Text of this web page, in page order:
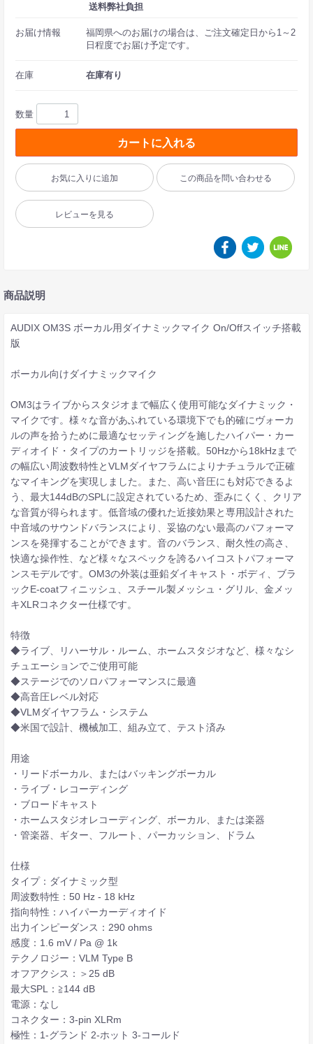
送料弊社負担
お届け情報
福岡県へのお届けの場合は、ご注文確定日から1～2
日程度でお届け予定です。
在庫 在庫有り
数量
カートに入れる
お気に入りに追加 この商品を問い合わせる
レビューを見る
商品説明
AUDIX OM3S ボーカル用ダイナミックマイク On/Offスイッチ搭載
版
ボーカル向けダイナミックマイク
OM3はライブからスタジオまで幅広く使用可能なダイナミック・
マイクです。様々な音があふれている環境下でも的確にヴォーカ
ルの声を拾うために最適なセッティングを施したハイパー・カー
ディオイド・タイプのカートリッジを搭載。50Hzから18kHzまで
の幅広い周波数特性とVLMダイヤフラムによりナチュラルで正確
なマイキングを実現しました。また、高い音圧にも対応できるよ
う、最大144dBのSPLに設定されているため、歪みにくく、クリア
な音質が得られます。低音域の優れた近接効果と専用設計された
中音域のサウンドバランスにより、妥協のない最高のパフォーマ
ンスを発揮することができます。音のバランス、耐久性の高さ、
快適な操作性、など様々なスペックを誇るハイコストパフォーマ
ンスモデルです。OM3の外装は亜鉛ダイキャスト・ボディ、ブラ
ックE-coatフィニッシュ、スチール製メッシュ・グリル、金メッ
キXLRコネクター仕様です。
特徴
◆ライブ、リハーサル・ルーム、ホームスタジオなど、様々なシ
チュエーションでご使用可能
◆ステージでのソロパフォーマンスに最適
◆高音圧レベル対応
◆VLMダイヤフラム・システム
◆米国で設計、機械加工、組み立て、テスト済み
用途
・リードボーカル、またはバッキングボーカル
・ライブ・レコーディング
・ブロードキャスト
・ホームスタジオレコーディング、ボーカル、または楽器
・管楽器、ギター、フルート、パーカッション、ドラム
仕様
タイプ：ダイナミック型
周波数特性：50 Hz - 18 kHz
指向特性：ハイパーカーディオイド
出力インピーダンス：290 ohms
感度：1.6 mV / Pa @ 1k
テクノロジー：VLM Type B
オフアクシス：＞25 dB
最大SPL：≧144 dB
電源：なし
コネクター：3-pin XLRm
極性：1-グランド 2-ホット 3-コールド